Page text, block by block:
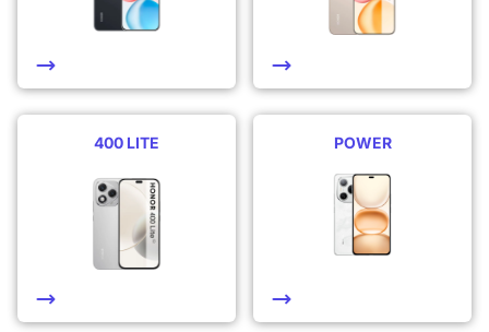
400 LITE POWER